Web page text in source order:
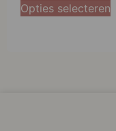
Opties selecteren